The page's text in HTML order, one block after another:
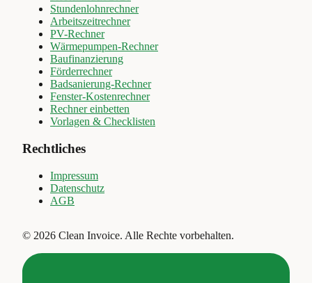
Stundenlohnrechner
Arbeitszeitrechner
PV-Rechner
Wärmepumpen-Rechner
Baufinanzierung
Förderrechner
Badsanierung-Rechner
Fenster-Kostenrechner
Rechner einbetten
Vorlagen & Checklisten
Rechtliches
Impressum
Datenschutz
AGB
© 2026 Clean Invoice. Alle Rechte vorbehalten.